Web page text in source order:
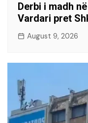
Derbi i madh
Vardari pret
August 9, 2026